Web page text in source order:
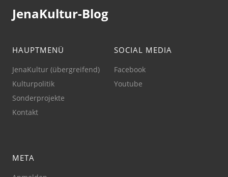
JenaKultur-Blog
HAUPTMENÜ
JenaKultur (übergreifend)
Kulturpolitik
Sonderprojekte
Kontakt
SOCIAL MEDIA
Facebook
Youtube
META